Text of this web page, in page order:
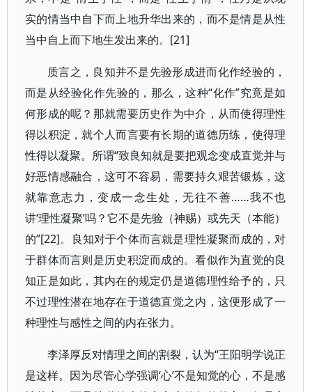
实的情当中自下而上地升华出来的，而不是情是从性
当中自上而下地生发出来的。[21]
质言之，良知并不是先验形成进而化作经验的，
而是从经验化作先验的，那么，这种“化作”究竟是如
何形成的呢？那就需要历史作为中介，从而使得理性
得以积淀，就个人而言要有长期的道德历练，使得理
性得以凝聚。所谓“致良知就是要把观念变成直觉并与
好恶情感融合，这可不容易，需要持久艰苦锻炼，这
就靠意志力，变成一念生处，无往不善……我不也
讲‘理性凝聚’吗？它不是先验（神赐）或先天（本能）
的”[22]。良知对于个体而言就是理性凝聚而成的，对
于群体而言则是历史积淀而成的。看似作为直觉的良
知正是如此，其内在的规定仍是道德理性给予的，只
不过理性潜在地存在于道德直觉之内，这便形成了一
种理性与感性之间的内在张力。
李泽厚反对情理之间的割裂，认为“王阳明学说正
是这样。因为尽管心学强调‘心’不是知觉的心，不是感